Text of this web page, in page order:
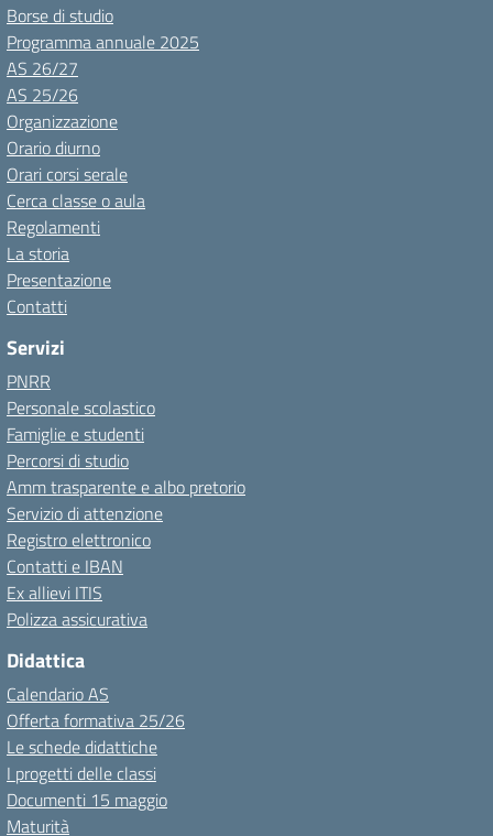
Borse di studio
Programma annuale 2025
AS 26/27
AS 25/26
Organizzazione
Orario diurno
Orari corsi serale
Cerca classe o aula
Regolamenti
La storia
Presentazione
Contatti
Servizi
PNRR
Personale scolastico
Famiglie e studenti
Percorsi di studio
Amm trasparente e albo pretorio
Servizio di attenzione
Registro elettronico
Contatti e IBAN
Ex allievi ITIS
Polizza assicurativa
Didattica
Calendario AS
Offerta formativa 25/26
Le schede didattiche
I progetti delle classi
Documenti 15 maggio
Maturità